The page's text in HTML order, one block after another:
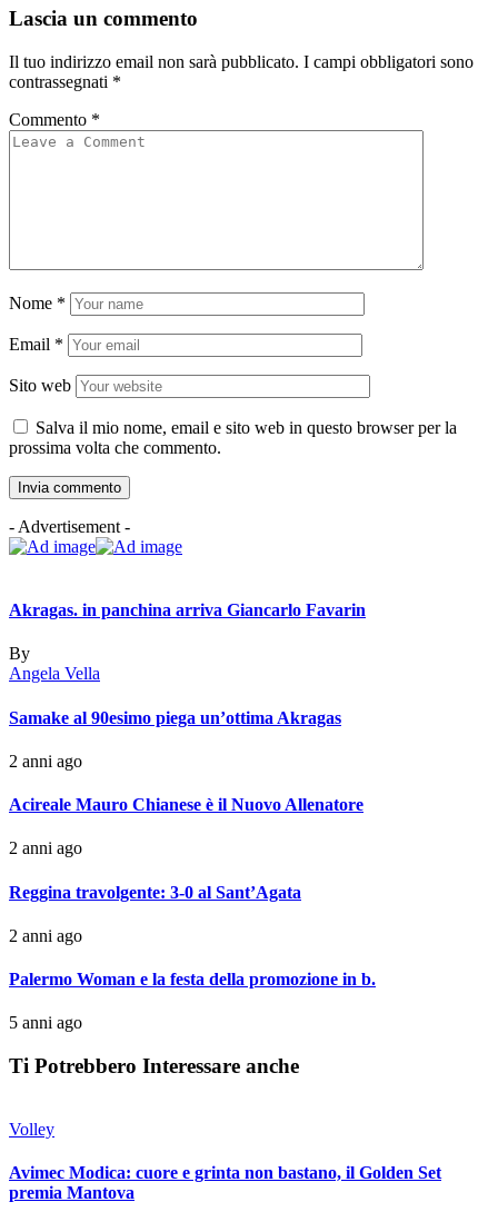
Lascia un commento
Il tuo indirizzo email non sarà pubblicato. I campi obbligatori sono
contrassegnati *
Commento *
Nome *
Email *
Sito web
Salva il mio nome, email e sito web in questo browser per la
prossima volta che commento.
- Advertisement -
Akragas. in panchina arriva Giancarlo Favarin
By
Angela Vella
Samake al 90esimo piega un’ottima Akragas
2 anni ago
Acireale Mauro Chianese è il Nuovo Allenatore
2 anni ago
Reggina travolgente: 3-0 al Sant’Agata
2 anni ago
Palermo Woman e la festa della promozione in b.
5 anni ago
Ti Potrebbero Interessare anche
Volley
Avimec Modica: cuore e grinta non bastano, il Golden Set
premia Mantova